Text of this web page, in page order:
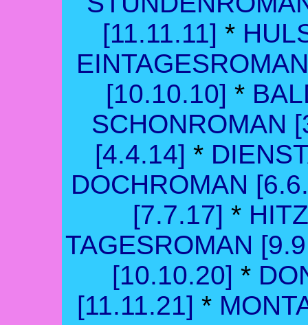
[11.11.11] *
[10.10.10] *
SCHONROMAN
[4.4.14] *
DOCHROMAN
[7.7.17] *
TAGESROMAN
[10.10.20] *
[11.11.21] *